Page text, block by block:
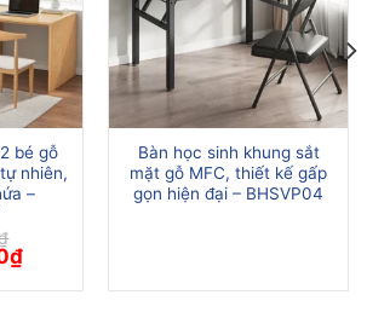
bé gỗ
nhiên,
–
₫Giá
hiện
tại
Bàn học sinh khung sắt
mặt gỗ MFC, thiết kế gấp
gọn hiện đại – BHSVP04